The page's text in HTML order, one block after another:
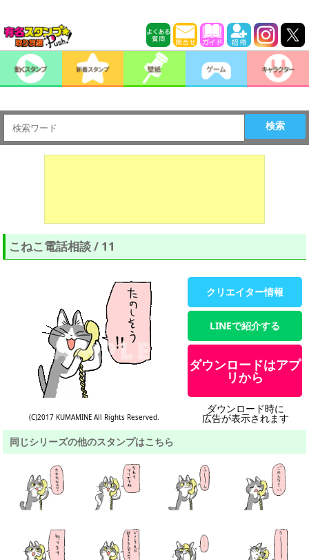
検索
こねこ電話相談 / 11
(C)2017 KUMAMINE All Rights Reserved.
クリエイター情報
LINEで紹介する
ダウンロードはアプ
リから
ダウンロード時に
広告が表示されます
同じシリーズの他のスタンプはこちら